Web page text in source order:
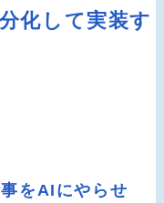
化して実装す
をAIにやらせ